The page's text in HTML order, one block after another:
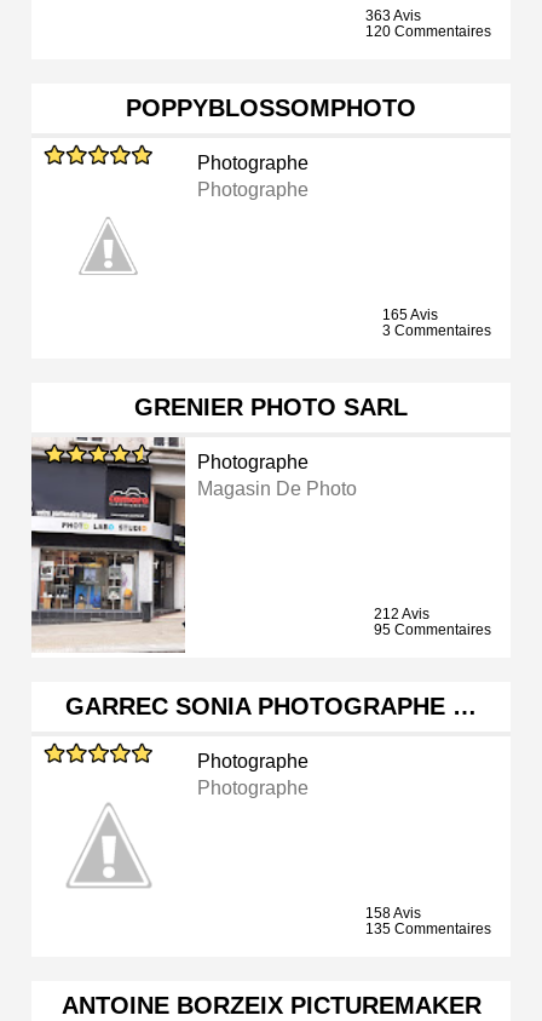
363 Avis
120 Commentaires
POPPYBLOSSOMPHOTO
Photographe
Photographe
165 Avis
3 Commentaires
GRENIER PHOTO SARL
Photographe
Magasin De Photo
212 Avis
95 Commentaires
GARREC SONIA PHOTOGRAPHE …
Photographe
Photographe
158 Avis
135 Commentaires
ANTOINE BORZEIX PICTUREMAKER